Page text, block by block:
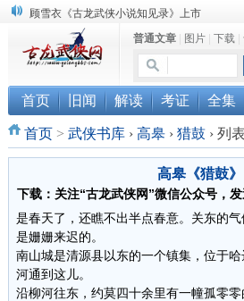
顾雪衣《古龙武侠小说知见录》上市
“武侠书库”查缺补漏活动圆满结束
《古龙小说原貌探究》修订版已上市
普通文章| 图片| 下载|
首页 旧闻 解读 考证 全集
首页> 武侠书库 › 高皋 › 猎鼓 ›列表
高皋《猎鼓》
下载：关注“古龙武侠网”微信公众号，发
是春天了，还瞧不出半点春意。关东的
是姗姗来迟的。
南山城是清源县以东的一个镇集，位于
河通到这儿。
沿柳河往东，约莫四十余里有一幢孤零